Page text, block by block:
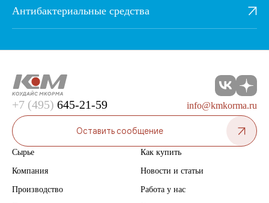
Антибактериальные средства
+7 (495) 645-21-59 info@kmkorma.ru
Оставить сообщение
Сырье
Компания
Производство
Как купить
Новости и статьи
Работа у нас